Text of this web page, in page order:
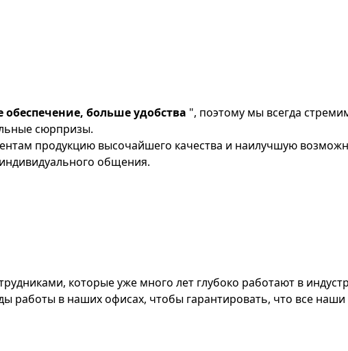
больше удобства ", поэтому мы всегда
сюрпризы.
продукцию высочайшего качества и наилучшую
общения.
которые уже много лет глубоко работают в
работы в наших офисах, чтобы гарантировать, что все